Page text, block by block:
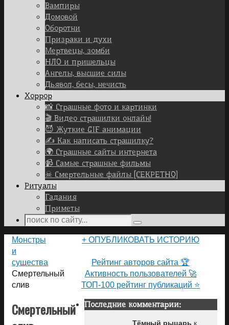
Вампиры
Домовой
Оборотни
Призраки и духи
Мертвецы, зомби
НЛО и пришельцы
Ангелы, высшие силы
Дьявол, бесы, нечисть
Хоррор
📸 Страшные фото и картинки
🎬 Видео страшилки онлайн!
😈 Жуткие GIF анимации
✍ Как написать страшилку?
🌍 Страшные сайты интернета
📹 Самые страшные фильмы
☠ Смертельные файлы [СЕКРЕТНО]
Ритуалы
Гадания
Приметы
Search
Search
Home
Монстры
и
существа
Смертельный
слив
Смертельный
+ ОПУБЛИКОВАТЬ ИСТОРИЮ
Рейтинг авторов сайта 🏆
Активность пользователей 🚀
ТОП-100 рейтинг публикаций ⭐
Последние комментарии:
Тёмный рыцарь к